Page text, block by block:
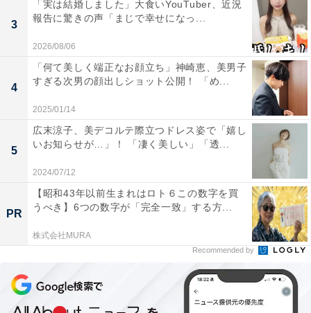
3
「実は結婚しました」大食いYouTuber、近況
報告に驚きの声「まじで幸せになっ...
2026/08/06
4
「何て美しく端正なお顔立ち」神崎恵、美男子
すぎる次男の顔出しショット公開！ 「め...
2025/01/14
5
広末涼子、美デコルテ際立つドレス姿で「嬉し
いお知らせが…」！ 「凄く美しい」「透...
2024/07/12
PR
【昭和43年以前生まれはロト６この数字を買
うべき】6つの数字が「完全一致」する方...
株式会社MURA
Recommended by